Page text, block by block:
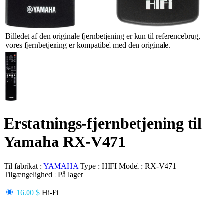
Billedet af den originale fjernbetjening er kun til referencebrug,
vores fjernbetjening er kompatibel med den originale.
Erstatnings-fjernbetjening til
Yamaha RX-V471
Til fabrikat : YAMAHA Type : HIFI Model : RX-V471
Tilgængelighed : På lager
16.00 $ Hi-Fi